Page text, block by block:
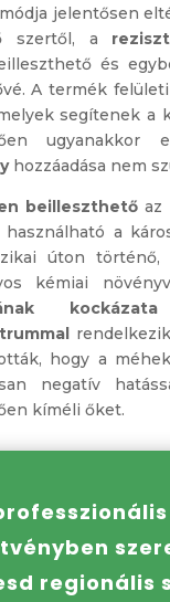
jelentősen
szertől, a
és
A termék
segítenek a
ugyanakkor
hozzáadása nem
beilleszthető az
használható a
úton
kémiai
hogy a
negatív
kíméli őket.
regionális